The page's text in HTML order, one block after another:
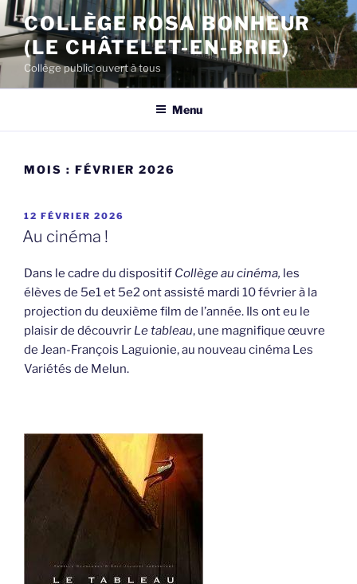
Aller
au
contenu
principal
COLLÈGE ROSA BONHEUR
(LE CHÂTELET-EN-BRIE)
Collège public ouvert à tous
Menu
MOIS : FÉVRIER 2026
PUBLIÉ
LE
12 FÉVRIER 2026
Au cinéma !
Dans le cadre du dispositif Collège au cinéma, les
élèves de 5e1 et 5e2 ont assisté mardi 10 février à la
projection du deuxième film de l’année. Ils ont eu le
plaisir de découvrir Le tableau, une magnifique œuvre
de Jean-François Laguionie, au nouveau cinéma Les
Variétés de Melun.